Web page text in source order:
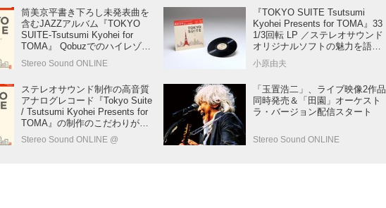
筒美京平書き下ろし未発表曲を
含むJAZZアルバム『TOKYO
SUITE-Tsutsumi Kyohei for
TOMA』 Qobuzでのハイレゾス
トリーミング配信＆DSDダウン
ロード販売を開始します！
Stereo Sound ONLINE
『TOKYO SUITE Tsutsumi
Kyohei Presents for TOMA』33
1/3回転 LP ／ステレオサウンド
オリジナルソフトの魅力を語る
91
小原由夫
ステレオサウンド制作の高音質
アナログレコード『Tokyo Suite
/ Tsutsumi Kyohei Presents for
TOMA』の制作のこだわりが、
日本オーディオ協会発行の季刊
誌「JASジャーナル」に掲載さ
Stereo Sound ONLINE @
「玉置浩二」、ライブ映像2作品
同時発売＆「田園」オーケスト
ラ・バージョン配信スタート
Stereo Sound ONLINE